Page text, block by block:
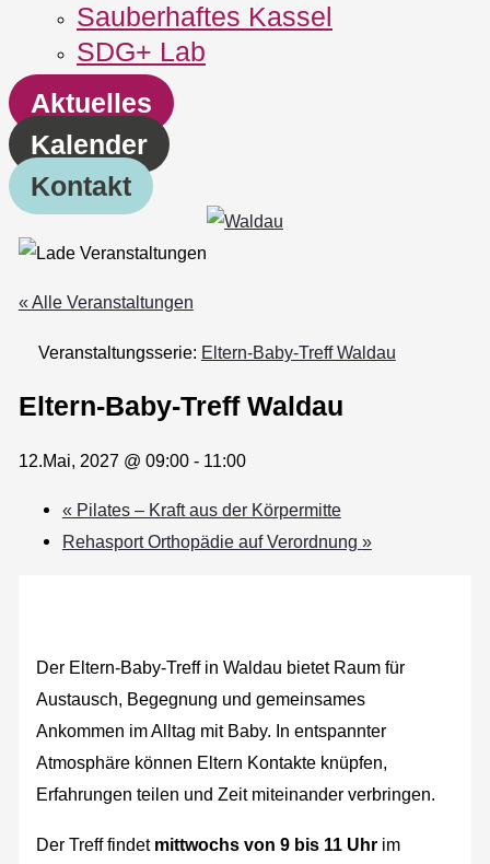
Sauberhaftes Kassel
SDG+ Lab
Aktuelles
Kalender
Kontakt
« Alle Veranstaltungen
Veranstaltungsserie: Eltern-Baby-Treff Waldau
Eltern-Baby-Treff Waldau
12.Mai, 2027 @ 09:00- 11:00
« Pilates – Kraft aus der Körpermitte
Rehasport Orthopädie auf Verordnung »
Der Eltern-Baby-Treff in Waldau bietet Raum für
Austausch, Begegnung und gemeinsames
Ankommen im Alltag mit Baby. In entspannter
Atmosphäre können Eltern Kontakte knüpfen,
Erfahrungen teilen und Zeit miteinander verbringen.
Der Treff findet mittwochs von 9 bis 11 Uhr im